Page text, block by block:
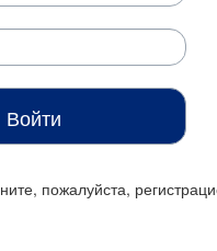
пожалуйста,